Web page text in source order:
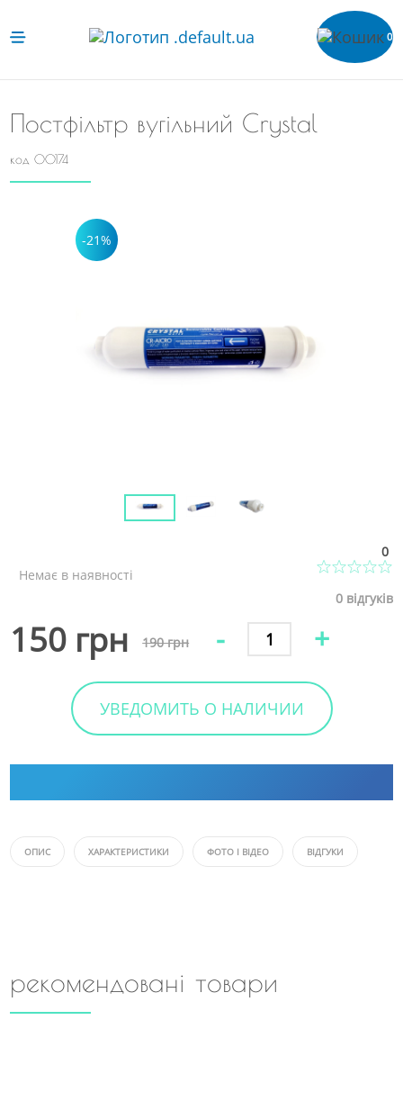
0
Постфільтр вугільний Crystal
код 00174
-21%
Немає в наявності
0
0відгуків
190 грн
150 грн - +
УВЕДОМИТЬ О НАЛИЧИИ
ОПИС ХАРАКТЕРИСТИКИ ФОТО І ВІДЕО ВІДГУКИ
рекомендовані товари